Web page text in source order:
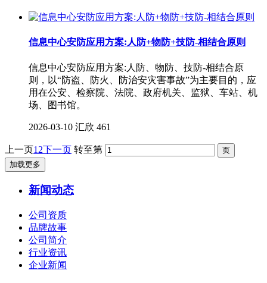
信息中心安防应用方案:人防+物防+技防-相结合原则
信息中心安防应用方案:人防、物防、技防-相结合原
则，以“防盗、防火、防治安灾害事故”为主要目的，应
用在公安、检察院、法院、政府机关、监狱、车站、机
场、图书馆。
2026-03-10 汇欣 461
上一页1 2下一页 转至第
加载更多
新闻动态
公司资质
品牌故事
公司简介
行业资讯
企业新闻